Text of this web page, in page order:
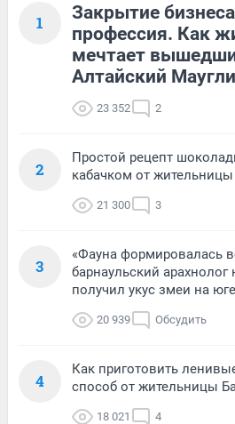
1
Закрытие
профессия. Как
мечтает
Алтайский Маугли
23 352 2
2
Простой рецепт
кабачком от
21 300 3
3
«Фауна формировалась
барнаульский
получил укус змеи на
20 939 Обсудить
4
Как приготовить
способ от жительницы
18 021 4